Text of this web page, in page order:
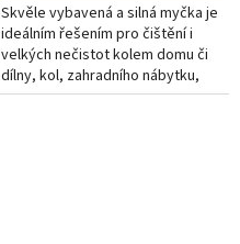
Skvěle vybavená a silná myčka je
ideálním řešením pro čištění i
velkých nečistot kolem domu či
dílny, kol, zahradního nábytku,
plotů, terasy, motorových